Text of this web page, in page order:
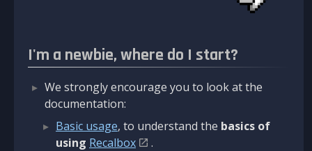
I'm a newbie, where do I start?
We strongly encourage you to look at the
documentation:
Basic usage, to understand the basics of
using Recalbox
.